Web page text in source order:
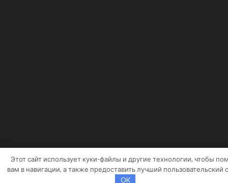
Этот сайт использует куки-файлы и другие технологии, чтобы
вам в навигации, а также предоставить лучший пользовательский
OK